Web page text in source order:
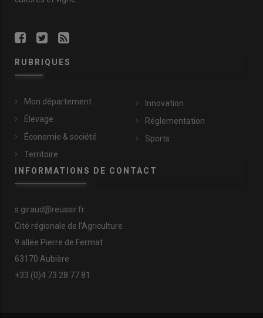
RUBRIQUES
Mon département
Élevage
Économie & société
Territoire
Innovation
Réglementation
Sports
INFORMATIONS DE CONTACT
s.giraud@reussir.fr
Cité régionale de l’Agriculture
9 allée Pierre de Fermat
63170 Aubière
+33 (0)4 73 28 77 81